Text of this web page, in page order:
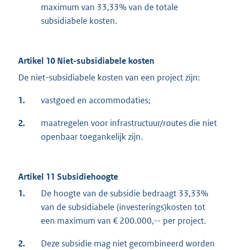
maximum van 33,33% van de totale
subsidiabele kosten.
Artikel 10 Niet-subsidiabele kosten
De niet-subsidiabele kosten van een project zijn:
1. vastgoed en accommodaties;
2.
maatregelen voor infrastructuur/routes die niet
openbaar toegankelijk zijn.
Artikel 11 Subsidiehoogte
1.
De hoogte van de subsidie bedraagt 33,33%
van de subsidiabele (investerings)kosten tot
een maximum van € 200.000,-- per project.
2.
Deze subsidie mag niet gecombineerd worden